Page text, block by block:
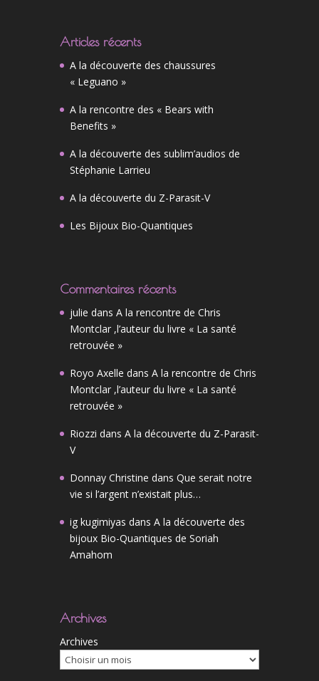
Articles récents
A la découverte des chaussures
« Leguano »
A la rencontre des « Bears with
Benefits »
A la découverte des sublim’audios de
Stéphanie Larrieu
A la découverte du Z-Parasit-V
Les Bijoux Bio-Quantiques
Commentaires récents
julie dans A la rencontre de Chris
Montclar ,l’auteur du livre « La santé
retrouvée »
Royo Axelle dans A la rencontre de Chris
Montclar ,l’auteur du livre « La santé
retrouvée »
Riozzi dans A la découverte du Z-Parasit-
V
Donnay Christine dans Que serait notre
vie si l’argent n’existait plus…
ig kugimiyas dans A la découverte des
bijoux Bio-Quantiques de Soriah
Amahom
Archives
Archives